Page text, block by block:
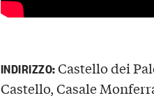
INDIRIZZO:Castello dei
Castello, Casale